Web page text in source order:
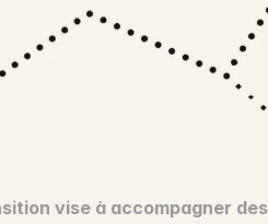
vise à accompagner